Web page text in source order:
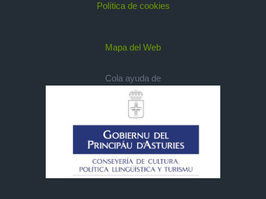
Política de cookies
Mapa del Web
Cola ayuda de